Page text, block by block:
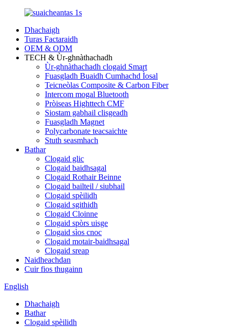
Dhachaigh
Turas Factaraidh
OEM & ODM
TECH & Ùr-ghnàthachadh
Ùr-ghnàthachadh clogaid Smart
Fuasgladh Buaidh Cumhachd Ìosal
Teicneòlas Composite & Carbon Fiber
Intercom mogal Bluetooth
Pròiseas Highttech CMF
Siostam gabhail clisgeadh
Fuasgladh Magnet
Polycarbonate teacsaichte
Stuth seasmhach
Bathar
Clogaid glic
Clogaid baidhsagal
Clogaid Rothair Beinne
Clogaid bailteil / siubhail
Clogaid spèilidh
Clogaid sgithidh
Clogaid Cloinne
Clogaid spòrs uisge
Clogaid sìos cnoc
Clogaid motair-baidhsagal
Clogaid sreap
Naidheachdan
Cuir fios thugainn
English
Dhachaigh
Bathar
Clogaid spèilidh